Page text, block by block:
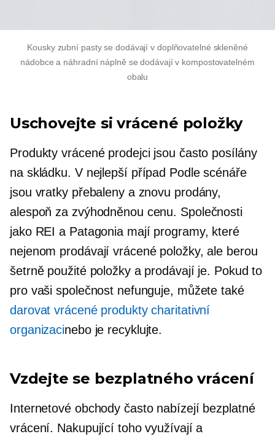
Kousky zubní pasty se dodávají v doplňovatelné skleněné
nádobce a náhradní náplně se dodávají v kompostovatelném
obalu
Uschovejte si vrácené položky
Produkty vrácené prodejci jsou často posílány
na skládku. V nejlepší případ Podle scénáře
jsou vratky přebaleny a znovu prodány,
alespoň za zvýhodněnou cenu. Společnosti
jako REI a Patagonia mají programy, které
nejenom prodávají vrácené položky, ale berou
šetrně použité položky a prodávají je. Pokud to
pro vaši společnost nefunguje, můžete také
darovat vrácené produkty charitativní
organizacinebo je recyklujte.
Vzdejte se bezplatného vrácení
Internetové obchody často nabízejí bezplatné
vrácení. Nakupující toho využívají a